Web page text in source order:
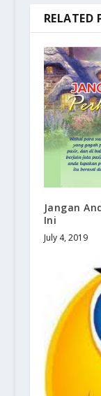
RELATED
Jangan
Ini
July 4, 2019